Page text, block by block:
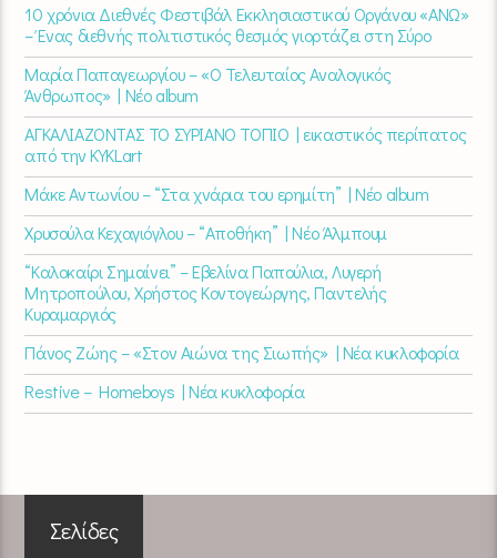
10 χρόνια Διεθνές Φεστιβάλ Εκκλησιαστικού Οργάνου «ΑΝΩ»
– Ένας διεθνής πολιτιστικός θεσμός γιορτάζει στη Σύρο​
Μαρία Παπαγεωργίου – «Ο Τελευταίος Αναλογικός
Άνθρωπος» | Νέο album
ΑΓΚΑΛΙΑΖΟΝΤΑΣ ΤΟ ΣΥΡΙΑΝΟ ΤΟΠΙΟ | εικαστικός περίπατος
από την KYKLart
Μάκε Αντωνίου – “Στα χνάρια του ερημίτη” | Νέο album
Χρυσούλα Κεχαγιόγλου – “Αποθήκη” | Νέο Άλμπουμ
“Καλοκαίρι Σημαίνει” – Εβελίνα Παπούλια, Λυγερή
Μητροπούλου, Χρήστος Κοντογεώργης, Παντελής
Κυραμαργιός
Πάνος Ζώης – «Στον Αιώνα της Σιωπής» | Νέα κυκλοφορία
Restive – Homeboys | Νέα κυκλοφορία
Σελίδες